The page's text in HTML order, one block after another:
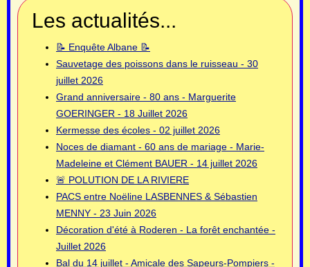
Les actualités...
📝 Enquête Albane 📝
Sauvetage des poissons dans le ruisseau - 30
juillet 2026
Grand anniversaire - 80 ans - Marguerite
GOERINGER - 18 Juillet 2026
Kermesse des écoles - 02 juillet 2026
Noces de diamant - 60 ans de mariage - Marie-
Madeleine et Clément BAUER - 14 juillet 2026
🚨 POLUTION DE LA RIVIERE
PACS entre Noëline LASBENNES & Sébastien
MENNY - 23 Juin 2026
Décoration d'été à Roderen - La forêt enchantée -
Juillet 2026
Bal du 14 juillet - Amicale des Sapeurs-Pompiers -